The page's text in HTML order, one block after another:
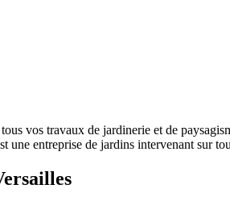
vos travaux de jardinerie et de
entreprise de jardins intervenant sur